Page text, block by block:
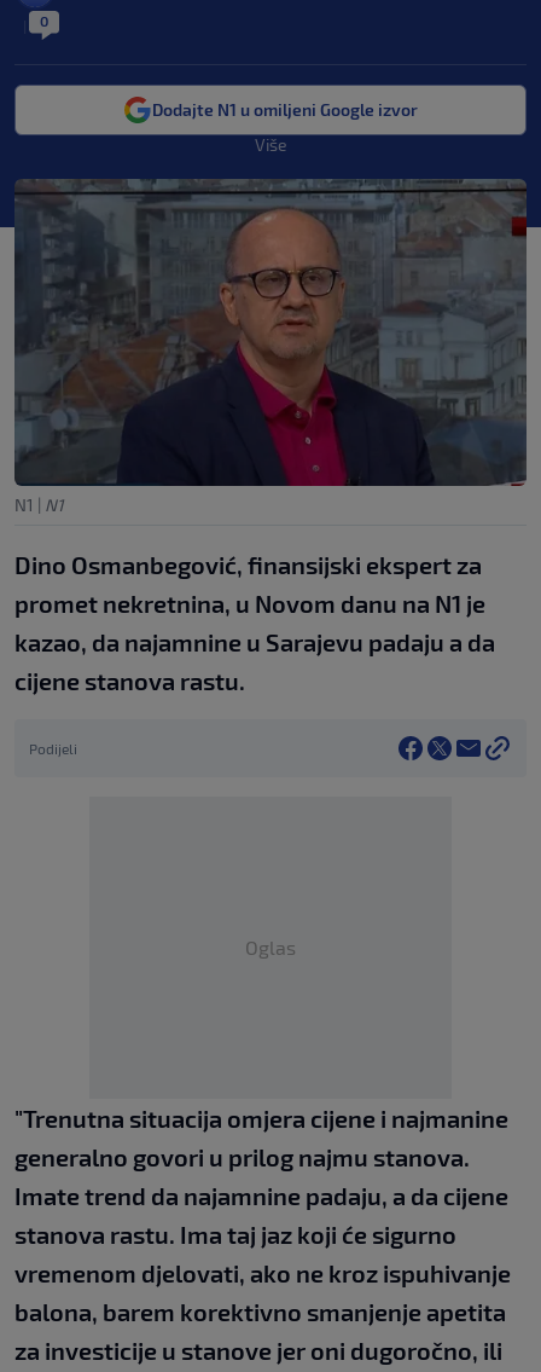
0
Dodajte N1 u omiljeni Google izvor
Više
N1 | N1
Dino Osmanbegović, finansijski ekspert za
promet nekretnina, u Novom danu na N1 je
kazao, da najamnine u Sarajevu padaju a da
cijene stanova rastu.
Podijeli
Oglas
"Trenutna situacija omjera cijene i najmanine
generalno govori u prilog najmu stanova.
Imate trend da najamnine padaju, a da cijene
stanova rastu. Ima taj jaz koji će sigurno
vremenom djelovati, ako ne kroz ispuhivanje
balona, barem korektivno smanjenje apetita
za investicije u stanove jer oni dugoročno, ili